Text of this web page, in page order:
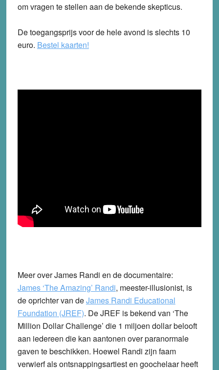
om vragen te stellen aan de bekende skepticus.
De toegangsprijs voor de hele avond is slechts 10
euro. Bestel kaarten!
Meer over James Randi en de documentaire:
James ‘The Amazing’ Randi, meester-illusionist, is
de oprichter van deJames Randi Educational
Foundation (JREF). De JREF is bekend van ‘The
Million Dollar Challenge’ die 1 miljoen dollar belooft
aan iedereen die kan aantonen over paranormale
gaven te beschikken. Hoewel Randi zijn faam
verwierf als ontsnappingsartiest en goochelaar heeft